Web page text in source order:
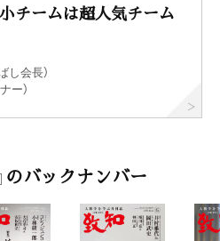
チームは超人気チーム
し会長）
ー）
のバックナンバー